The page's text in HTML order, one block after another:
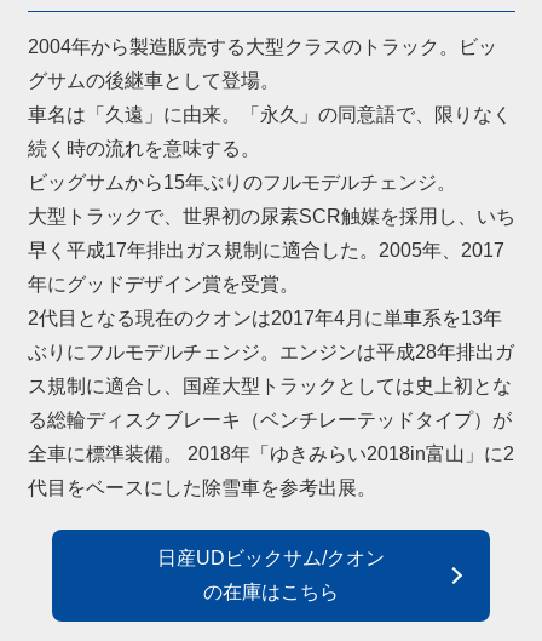
2004年から製造販売する大型クラスのトラック。ビッ
グサムの後継車として登場。
車名は「久遠」に由来。「永久」の同意語で、限りなく
続く時の流れを意味する。
ビッグサムから15年ぶりのフルモデルチェンジ。
大型トラックで、世界初の尿素SCR触媒を採用し、いち
早く平成17年排出ガス規制に適合した。2005年、2017
年にグッドデザイン賞を受賞。
2代目となる現在のクオンは2017年4月に単車系を13年
ぶりにフルモデルチェンジ。エンジンは平成28年排出ガ
ス規制に適合し、国産大型トラックとしては史上初とな
る総輪ディスクブレーキ（ベンチレーテッドタイプ）が
全車に標準装備。 2018年「ゆきみらい2018in富山」に2
代目をベースにした除雪車を参考出展。
日産UDビックサム/クオン
の在庫はこちら